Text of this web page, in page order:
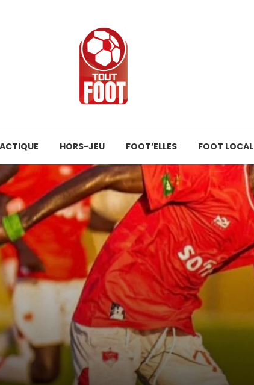
HORS-JEU FOOT’ELLES FOOT LOCAL